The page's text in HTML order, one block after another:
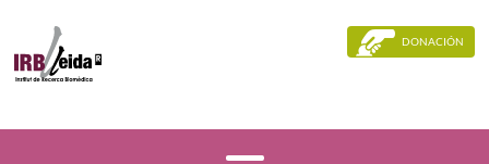
DONACIÓN